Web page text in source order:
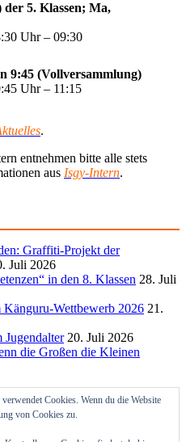
5. Klassen; Ma,
Uhr – 09:30
9:45 (Vollversammlung)
Uhr – 11:15
.
entnehmen bitte alle stets
aus Isgy-Intern.
Graffiti-Projekt der
Juli 2026
in den 8. Klassen 28. Juli
Wettbewerb 2026 21.
Jugendalter 20. Juli 2026
die Großen die Kleinen
Cookies. Wenn du die Website
von Cookies zu.